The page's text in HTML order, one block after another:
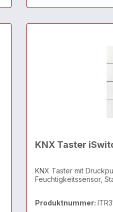
KNX Taster
KNX Taster mit
Feuchtigkeitssensor,
Produktnummer: